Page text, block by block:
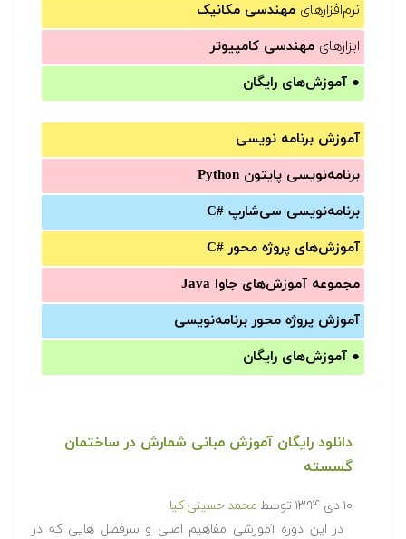
نرم‌افزارهای مهندسی مکانیک
ابزارهای مهندسی کامپیوتر
● آموزش‌های رایگان
آموزش برنامه نویسی
برنامه‌نویسی پایتون Python
برنامه‌‌نویسی سی‌شارپ C#‎
آموزش‌های پروژه محور #C
مجموعه آموزش‌های جاوا Java
آموزش‌ پروژه محور برنامه‌نویسی
● آموزش‌های رایگان
دانلود رایگان آموزش مبانی شمارش در ساختمان
گسسته
۱۰ دی ۱۳۹۴ توسط محمد حسینی کیا
در این دوره آموزشی مفاهیم اصلی و سرفصل هایی که در